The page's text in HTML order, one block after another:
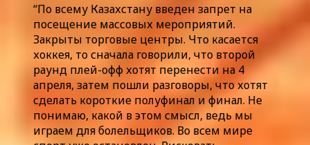
“По всему Казахстану введен запрет на
посещение массовых мероприятий.
Закрыты торговые центры. Что касается
хоккея, то сначала говорили, что второй
раунд плей-офф хотят перенести на 4
апреля, затем пошли разговоры, что хотят
сделать короткие полуфинал и финал. Не
понимаю, какой в этом смысл, ведь мы
играем для болельщиков. Во всем мире